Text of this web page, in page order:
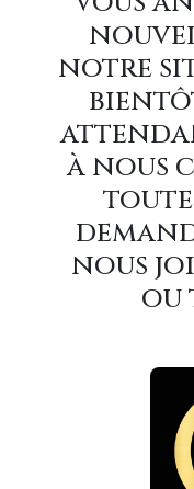
notre
à nous
nous
ou